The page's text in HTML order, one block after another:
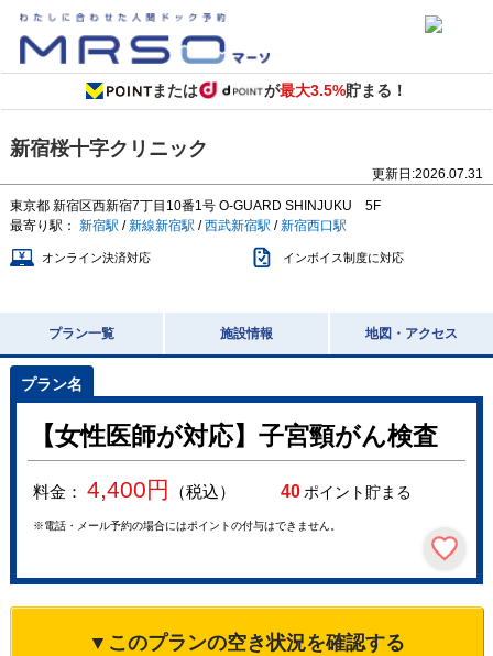
または が最大3.5%貯まる！
新宿桜十字クリニック
更新日:2026.07.31
東京都 新宿区西新宿7丁目10番1号 O-GUARD SHINJUKU 5F
最寄り駅： 新宿駅 /新線新宿駅 /西武新宿駅 /新宿西口駅
オンライン決済対応 インボイス制度に対応
プラン一覧 施設情報 地図・アクセス
【女性医師が対応】子宮頸がん検査
料金： 4,400円 （税込） 40ポイント貯まる
※電話・メール予約の場合にはポイントの付与はできません。
▼このプランの空き状況を確認する